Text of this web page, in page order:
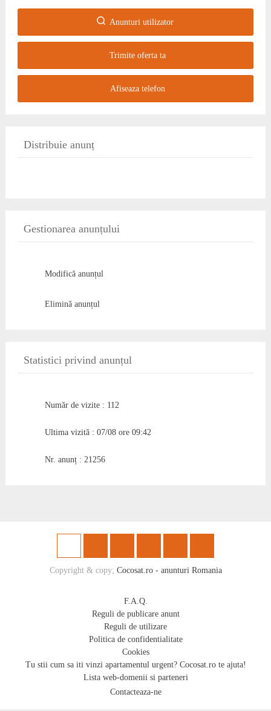
Anunturi utilizator
Trimite oferta ta
Afiseaza telefon
Distribuie anunț
Gestionarea anunțului
Modifică anunțul
Elimină anunțul
Statistici privind anunțul
Număr de vizite : 112
Ultima vizită : 07/08 ore 09:42
Nr. anunț : 21256
Copyright & copy; Cocosat.ro - anunturi Romania
F.A.Q.
Reguli de publicare anunt
Reguli de utilizare
Politica de confidentialitate
Cookies
Tu stii cum sa iti vinzi apartamentul urgent? Cocosat.ro te ajuta!
Lista web-domenii si parteneri
Contacteaza-ne